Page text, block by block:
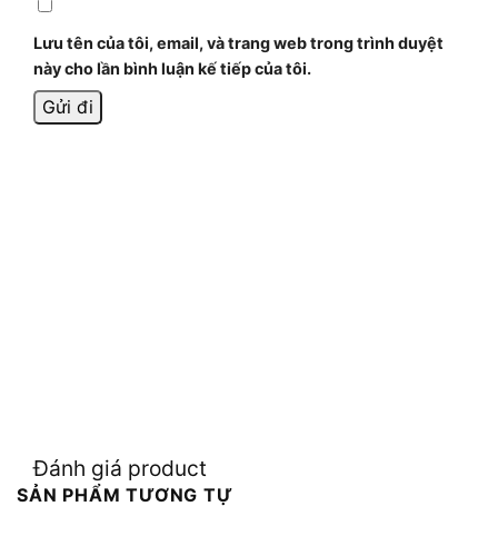
Lưu tên của tôi, email, và trang web trong trình duyệt
này cho lần bình luận kế tiếp của tôi.
Đánh giá product
SẢN PHẨM TƯƠNG TỰ